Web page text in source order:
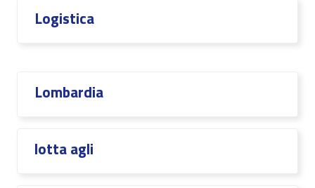
Logistica
Lombardia
lotta agli